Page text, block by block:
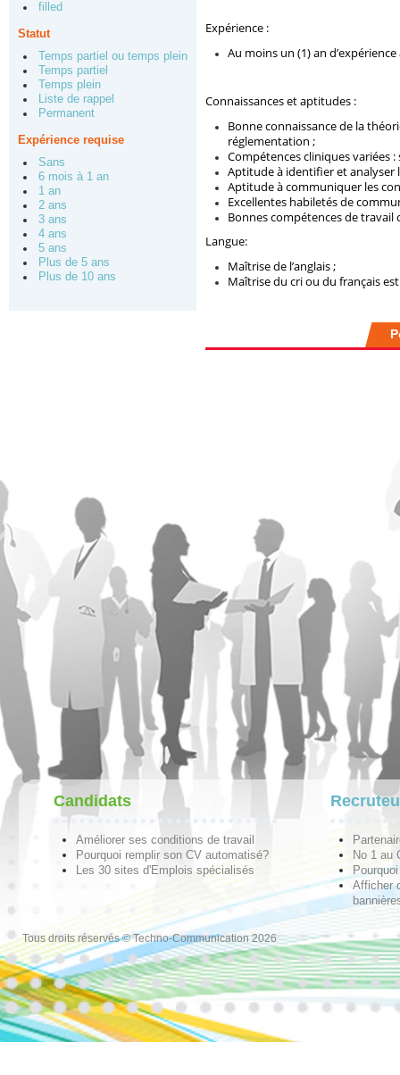
filled
Statut
Temps partiel ou temps plein
Temps partiel
Temps plein
Liste de rappel
Permanent
Expérience requise
Sans
6 mois à 1 an
1 an
2 ans
3 ans
4 ans
5 ans
Plus de 5 ans
Plus de 10 ans
Expérience :
Au moins un (1) an
Connaissances et aptitudes :
Bonne connaissance de la
réglementation ;
Compétences cliniques variées
Aptitude à identifier et analyser
Aptitude à communiquer les
Excellentes habiletés de
Bonnes compétences de travail
Langue:
Maîtrise de l’anglais ;
Maîtrise du cri ou du français
Candidats
Améliorer ses conditions de travail
Pourquoi remplir son CV automatisé?
Les 30 sites d'Emplois spécialisés
No 1 au
Afficher
Tous droits réservés © Techno-Communication 2026